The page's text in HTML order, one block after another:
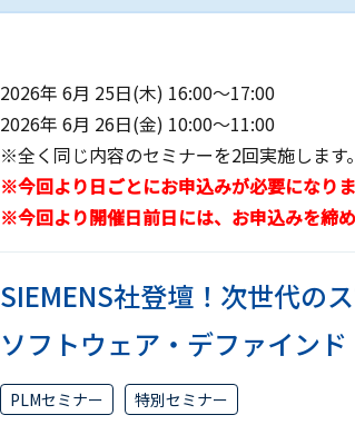
2026年 6⽉ 25⽇(木) 16:00～17:00
2026年 6⽉ 26⽇(金) 10:00～11:00
※全く同じ内容のセミナーを2回実施します。
※今回より日ごとにお申込みが必要になりま
※今回より開催日前日には、お申込みを締
SIEMENS社登壇！次世代の
ソフトウェア・デファイン
PLMセミナー 特別セミナー